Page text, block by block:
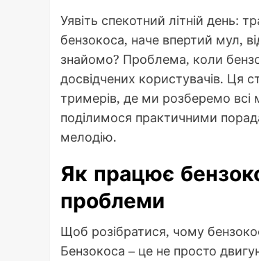
Уявіть спекотний літній день:
бензокоса, наче впертий мул,
знайомо? Проблема, коли
досвідчених користувачів. Ця
тримерів, де ми розберемо всі
поділимося практичними
мелодію.
Як працює
проблеми
Щоб розібратися, чому
Бензокоса – це не просто